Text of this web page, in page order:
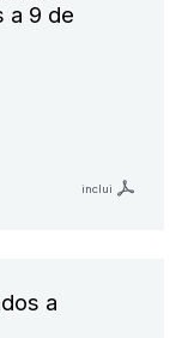
a 9 de
inclui
a